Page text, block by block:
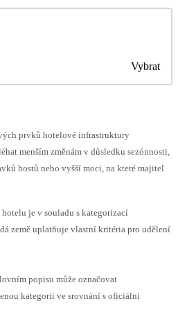
Vybrat
prvků hotelové infrastruktury
menším změnám v důsledku sezónnosti,
hostů nebo vyšší moci, na které majitel
je v souladu s kategorizací
země uplatňuje vlastní kritéria pro udělení
popisu může označovat
kategorii ve srovnání s oficiální